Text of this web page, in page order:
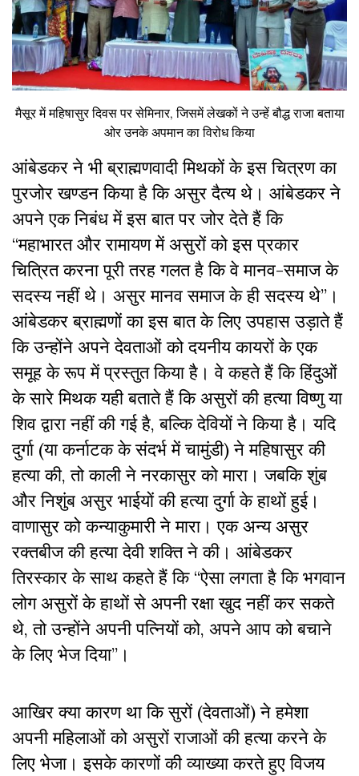
मैसूर में महिषासुर दिवस पर सेमिनार, जिसमें लेखकों ने उन्हें बौद्ध राजा बताया
ओर उनके अपमान का विरोध किया
आंबेडकर ने भी ब्राह्मणवादी मिथकों के इस चित्रण का
पुरजोर खण्डन किया है कि असुर दैत्य थे। आंबेडकर ने
अपने एक निबंध में इस बात पर जोर देते हैं कि
“महाभारत और रामायण में असुरों को इस प्रकार
चित्रित करना पूरी तरह गलत है कि वे मानव-समाज के
सदस्य नहीं थे। असुर मानव समाज के ही सदस्य थे” ।
आंबेडकर ब्राह्मणों का इस बात के लिए उपहास उड़ाते हैं
कि उन्होंने अपने देवताओं को दयनीय कायरों के एक
समूह के रूप में प्रस्तुत किया है। वे कहते हैं कि हिंदुओं
के सारे मिथक यही बताते हैं कि असुरों की हत्या विष्णु या
शिव द्वारा नहीं की गई है, बल्कि देवियों ने किया है। यदि
दुर्गा (या कर्नाटक के संदर्भ में चामुंडी) ने महिषासुर की
हत्या की, तो काली ने नरकासुर को मारा। जबकि शुंब
और निशुंब असुर भाईयों की हत्या दुर्गा के हाथों हुई।
वाणासुर को कन्याकुमारी ने मारा। एक अन्य असुर
रक्तबीज की हत्या देवी शक्ति ने की। आंबेडकर
तिरस्कार के साथ कहते हैं कि “ऐसा लगता है कि भगवान
लोग असुरों के हाथों से अपनी रक्षा खुद नहीं कर सकते
थे, तो उन्होंने अपनी पत्नियों को, अपने आप को बचाने
के लिए भेज दिया” ।
आखिर क्या कारण था कि सुरों (देवताओं) ने हमेशा
अपनी महिलाओं को असुरों राजाओं की हत्या करने के
लिए भेजा। इसके कारणों की व्याख्या करते हुए विजय